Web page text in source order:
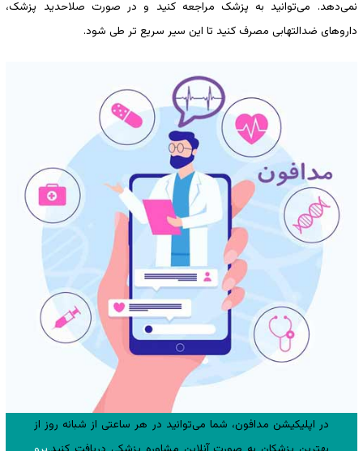
نمی‌دهد. می‌توانید به پزشک مراجعه کنید و در صورت صلاحدید پزشک،
داروهای ضدالتهابی مصرف کنید تا این سیر سریع تر طی شود.
در اپلیکیشن مدافون، شما می‌توانید در هر ساعتی از شبانه روز از